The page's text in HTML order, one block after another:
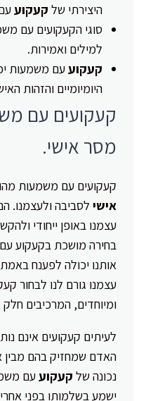
היצירתי של קעקוע
סוגי הקעקועים עם
למילים ואמירות.
קעקועעם משמעות
היומיומיים והזהות
קעקועים עם
מסר אישי.
קעקועים עם משמעות
אישילסביבה ולעצמנו.
עצמנו באופן ייחודי
בחירה מושכת בקעקוע
אותנו יכולה לפענח
עצמנו גורם לנו לבחור
ומיוחדים, המרכיבים
לעיתים קעקועים אינם
האדם שמחזיק בהם
נכונה של קעקועעם
ישמע בשלמותו בפני